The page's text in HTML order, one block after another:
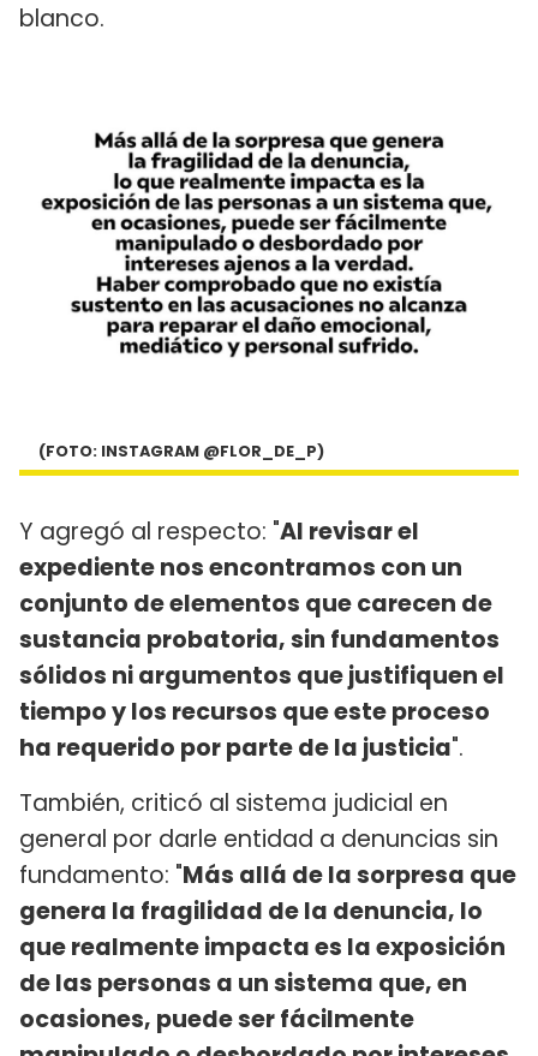
blanco.
(FOTO: INSTAGRAM @FLOR_DE_P)
Y agregó al respecto: "Al revisar el
expediente nos encontramos con un
conjunto de elementos que carecen de
sustancia probatoria, sin fundamentos
sólidos ni argumentos que justifiquen el
tiempo y los recursos que este proceso
ha requerido por parte de la justicia".
También, criticó al sistema judicial en
general por darle entidad a denuncias sin
fundamento: "Más allá de la sorpresa que
genera la fragilidad de la denuncia, lo
que realmente impacta es la exposición
de las personas a un sistema que, en
ocasiones, puede ser fácilmente